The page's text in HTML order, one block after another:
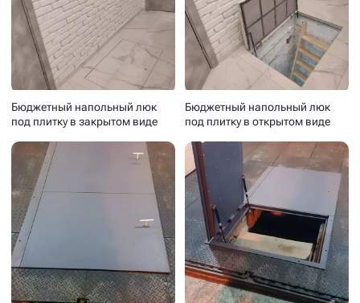
Бюджетный напольный люк
под плитку в закрытом виде
Бюджетный напольный люк
под плитку в открытом виде